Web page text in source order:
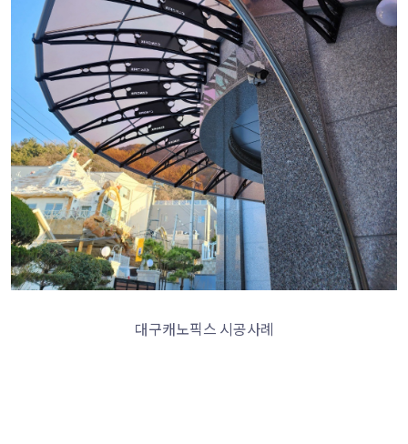
대구캐노픽스 시공사례